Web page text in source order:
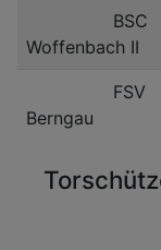
BSC
Woffenbach II
FSV
Berngau